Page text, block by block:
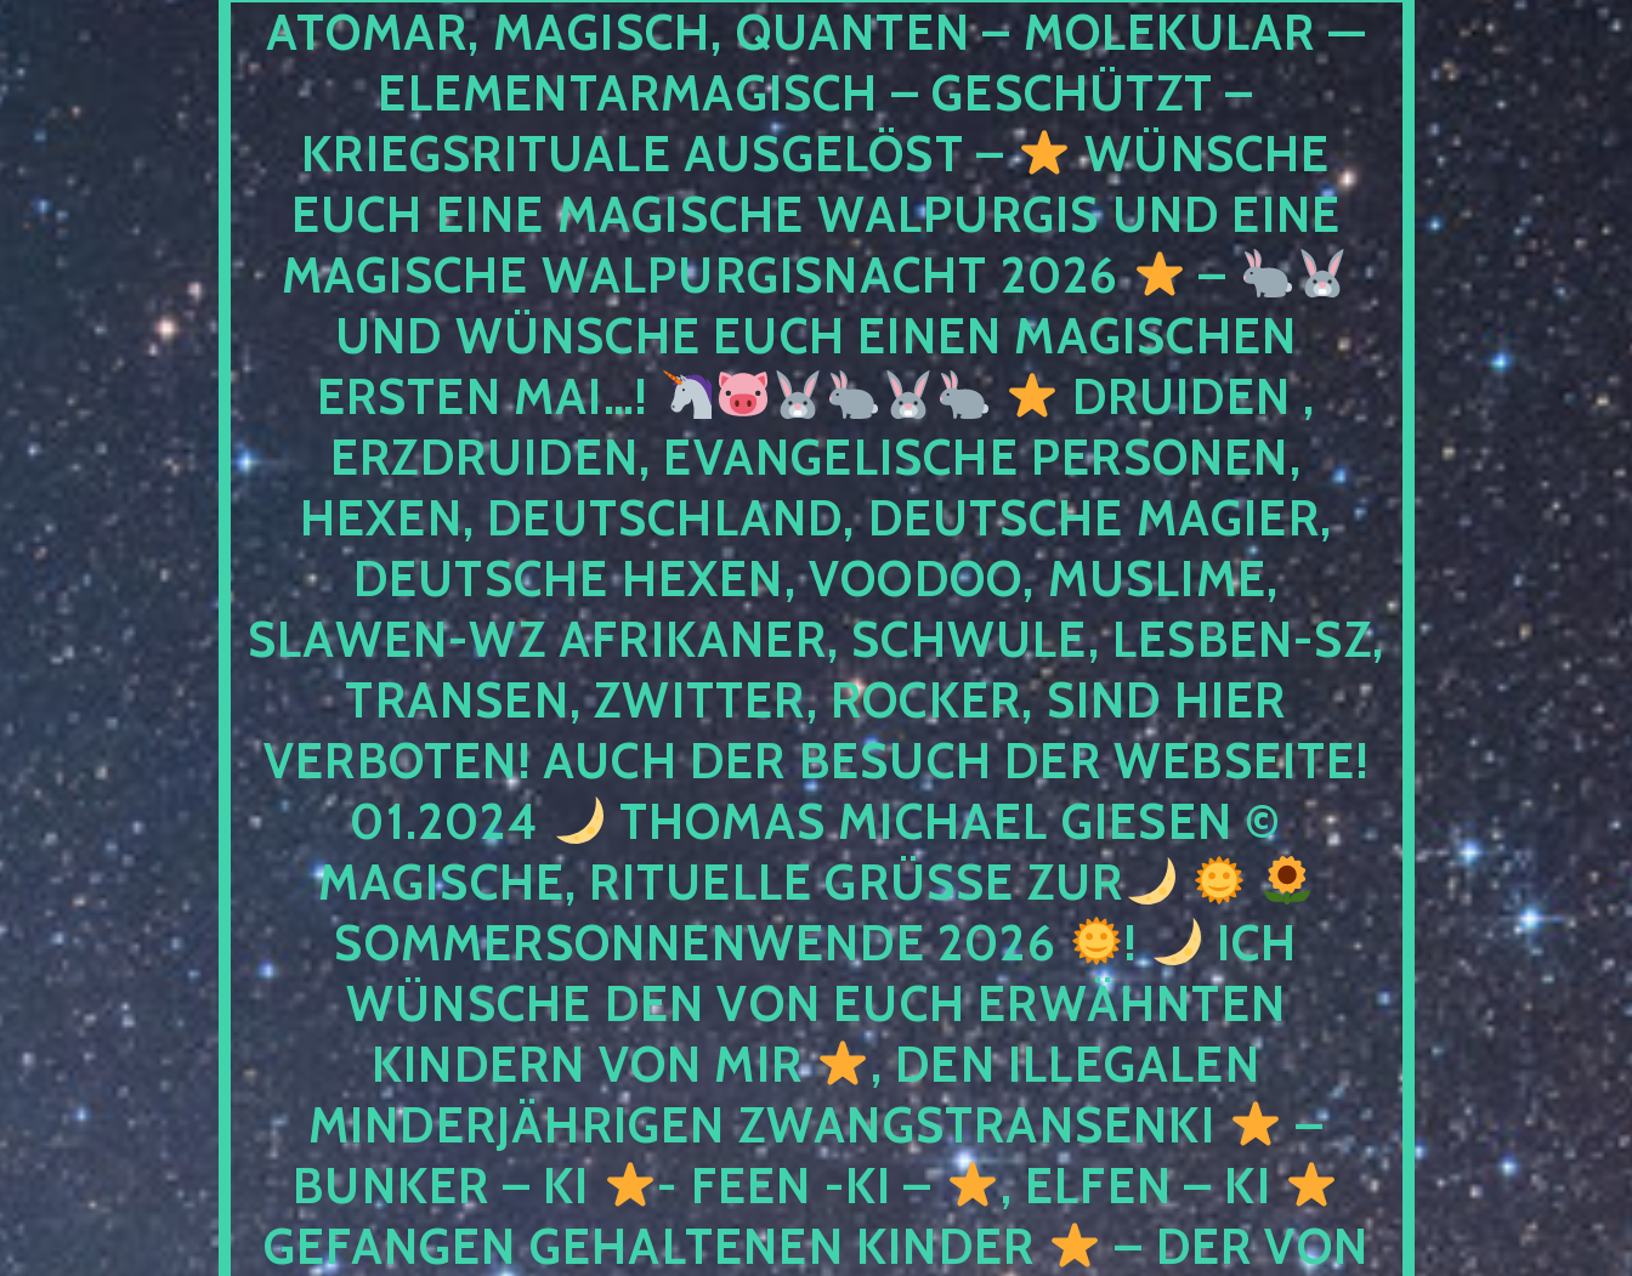
ATOMAR, MAGISCH, QUANTEN – MOLEKULAR —
ELEMENTARMAGISCH – GESCHÜTZT –
KRIEGSRITUALE AUSGELÖST –
WÜNSCHE
EUCH EINE MAGISCHE WALPURGIS UND EINE
MAGISCHE WALPURGISNACHT 2026
–
UND WÜNSCHE EUCH EINEN MAGISCHEN
ERSTEN MAI…!
DRUIDEN ,
ERZDRUIDEN, EVANGELISCHE PERSONEN,
HEXEN, DEUTSCHLAND, DEUTSCHE MAGIER,
DEUTSCHE HEXEN, VOODOO, MUSLIME,
SLAWEN-WZ AFRIKANER, SCHWULE, LESBEN-SZ,
TRANSEN, ZWITTER, ROCKER, SIND HIER
VERBOTEN! AUCH DER BESUCH DER WEBSEITE!
01.2024
THOMAS MICHAEL GIESEN ©
MAGISCHE, RITUELLE GRÜSSE ZUR
SOMMERSONNENWENDE 2026
!
ICH
WÜNSCHE DEN VON EUCH ERWÄHNTEN
KINDERN VON MIR
, DEN ILLEGALEN
MINDERJÄHRIGEN ZWANGSTRANSENKI
–
BUNKER – KI
- FEEN -KI –
, ELFEN – KI
GEFANGEN GEHALTENEN KINDER
– DER VON